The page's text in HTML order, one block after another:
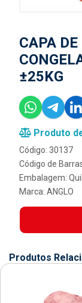
CAPA
±25KG
Produto
Código: 30137
Código de
Embalagem:
Marca: ANGLO
Produtos